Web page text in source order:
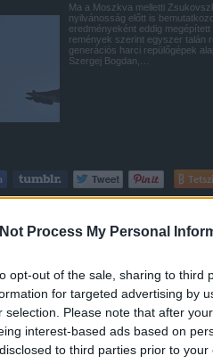
Process My Personal
opt-out of the sale, sharing to third
for targeted advertising by
selection. Please note that after
interest-based ads based on
to third parties prior to
Ma a Moszkva melletti
nyilvánosság előtt is
eredményeként eddig
remények szerint egyszer talán
generációs harci repülőgépek
Szergej Bogdan,…
öt pillanata
|zord|6 komment
Moszkvában immár tizedik
jellemzően orosz és más
védelmi ipar kiállítását és
ma már nemzetközi szinten is